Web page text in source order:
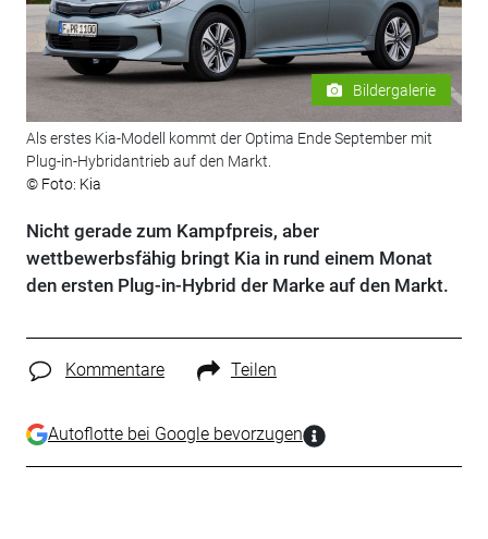
Bildergalerie
Als erstes Kia-Modell kommt der Optima Ende September mit
Plug-in-Hybridantrieb auf den Markt.
© Foto: Kia
Nicht gerade zum Kampfpreis, aber
wettbewerbsfähig bringt Kia in rund einem Monat
den ersten Plug-in-Hybrid der Marke auf den Markt.
Kommentare Teilen
Autoflotte bei Google bevorzugen